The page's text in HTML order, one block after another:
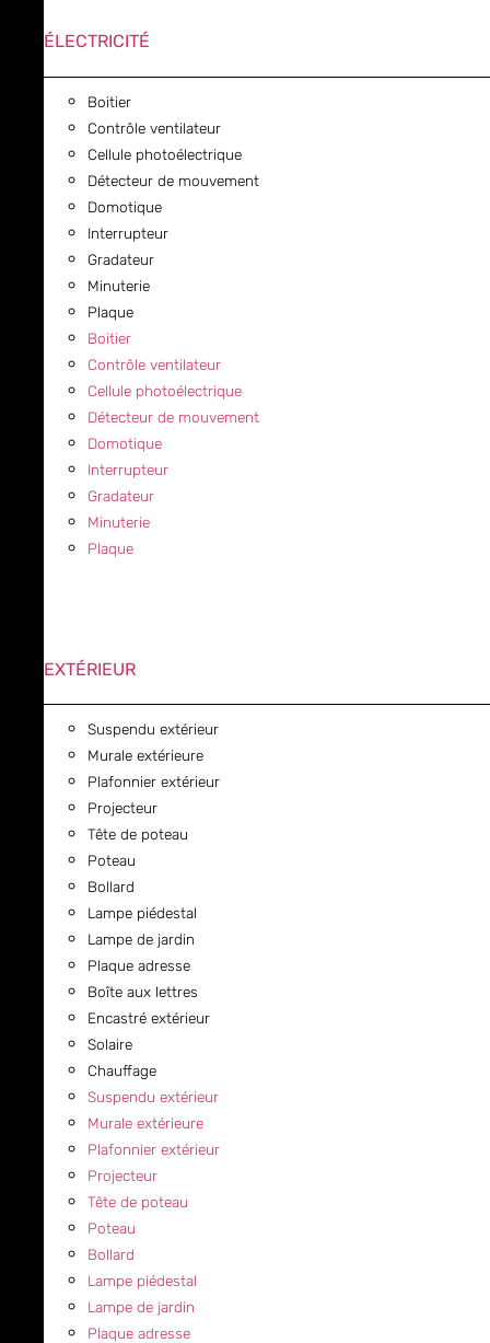
ÉLECTRICITÉ
Boitier
Contrôle ventilateur
Cellule photoélectrique
Détecteur de mouvement
Domotique
Interrupteur
Gradateur
Minuterie
Plaque
Boitier
Contrôle ventilateur
Cellule photoélectrique
Détecteur de mouvement
Domotique
Interrupteur
Gradateur
Minuterie
Plaque
EXTÉRIEUR
Suspendu extérieur
Murale extérieure
Plafonnier extérieur
Projecteur
Tête de poteau
Poteau
Bollard
Lampe piédestal
Lampe de jardin
Plaque adresse
Boîte aux lettres
Encastré extérieur
Solaire
Chauffage
Suspendu extérieur
Murale extérieure
Plafonnier extérieur
Projecteur
Tête de poteau
Poteau
Bollard
Lampe piédestal
Lampe de jardin
Plaque adresse